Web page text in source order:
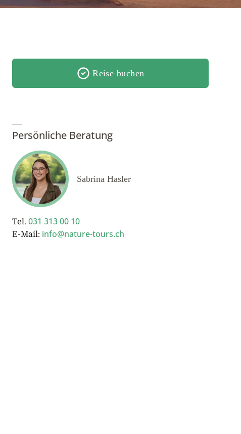
Reise buchen
Persönliche Beratung
Sabrina Hasler
Tel. 031 313 00 10
E-Mail: info@nature-tours.ch